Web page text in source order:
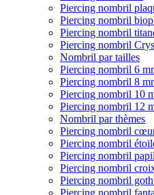
Piercing nombril
Piercing nombril
Piercing nombril
Piercing nombril
Nombril par tailles
Piercing nombril 6
Piercing nombril 8
Piercing nombril 10
Piercing nombril 12
Nombril par thèmes
Piercing nombril
Piercing nombril
Piercing nombril
Piercing nombril
Piercing nombril
Piercing nombril